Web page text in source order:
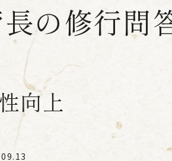
の修行問
向上